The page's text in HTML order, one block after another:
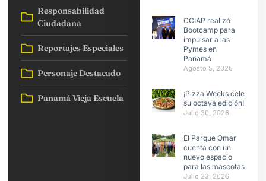
Responsabilidad
Ciudadana
Reportajes Especiales
Personaje Destacado
Panamá Vieja Escuela
CCIAP realizó
Bootcamp para
impulsar a las
Pymes en
Panamá
Agosto 5, 2026
¡Pizza Weeks celebra
su octava edición!
Julio 30, 2026
El Parque Omar
cuenta con un
nuevo espacio
para las mascotas
Julio 23, 2026